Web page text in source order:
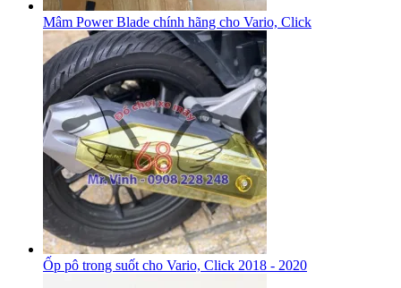
Mâm Power Blade chính hãng cho Vario, Click
Ốp pô trong suốt cho Vario, Click 2018 - 2020